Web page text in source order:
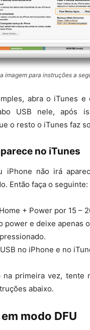
imagem para instruções a
abra o iTunes e
USB nele, após
o resto o iTunes faz
no iTunes
iPhone não irá
Então faça o seguinte:
+ Power por 15 –
power e deixe apenas
no iPhone e no
primeira vez, tente
abaixo.
modo DFU